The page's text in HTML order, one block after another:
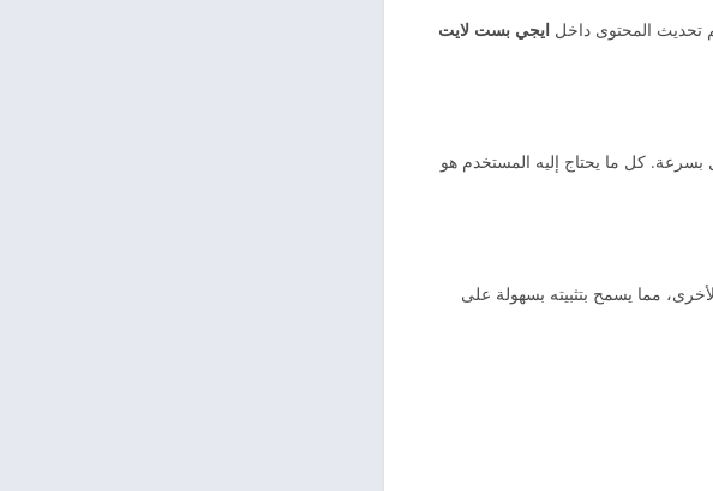
تحديث المحتوى داخل ايجي بست لايت
كل ما يحتاج إليه المستخدم هو
مما يسمح بتثبيته بسهولة على